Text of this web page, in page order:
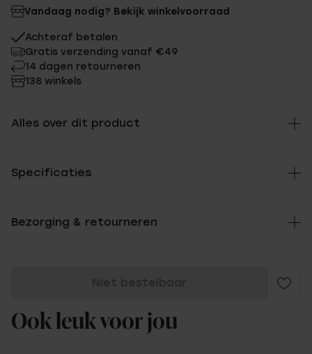
Vandaag nodig? Bekijk winkelvoorraad
Achteraf betalen
Gratis verzending vanaf €49
14 dagen retourneren
138 winkels
Alles over dit product
Specificaties
Bezorging & retourneren
Niet bestelbaar
Ook leuk voor jou